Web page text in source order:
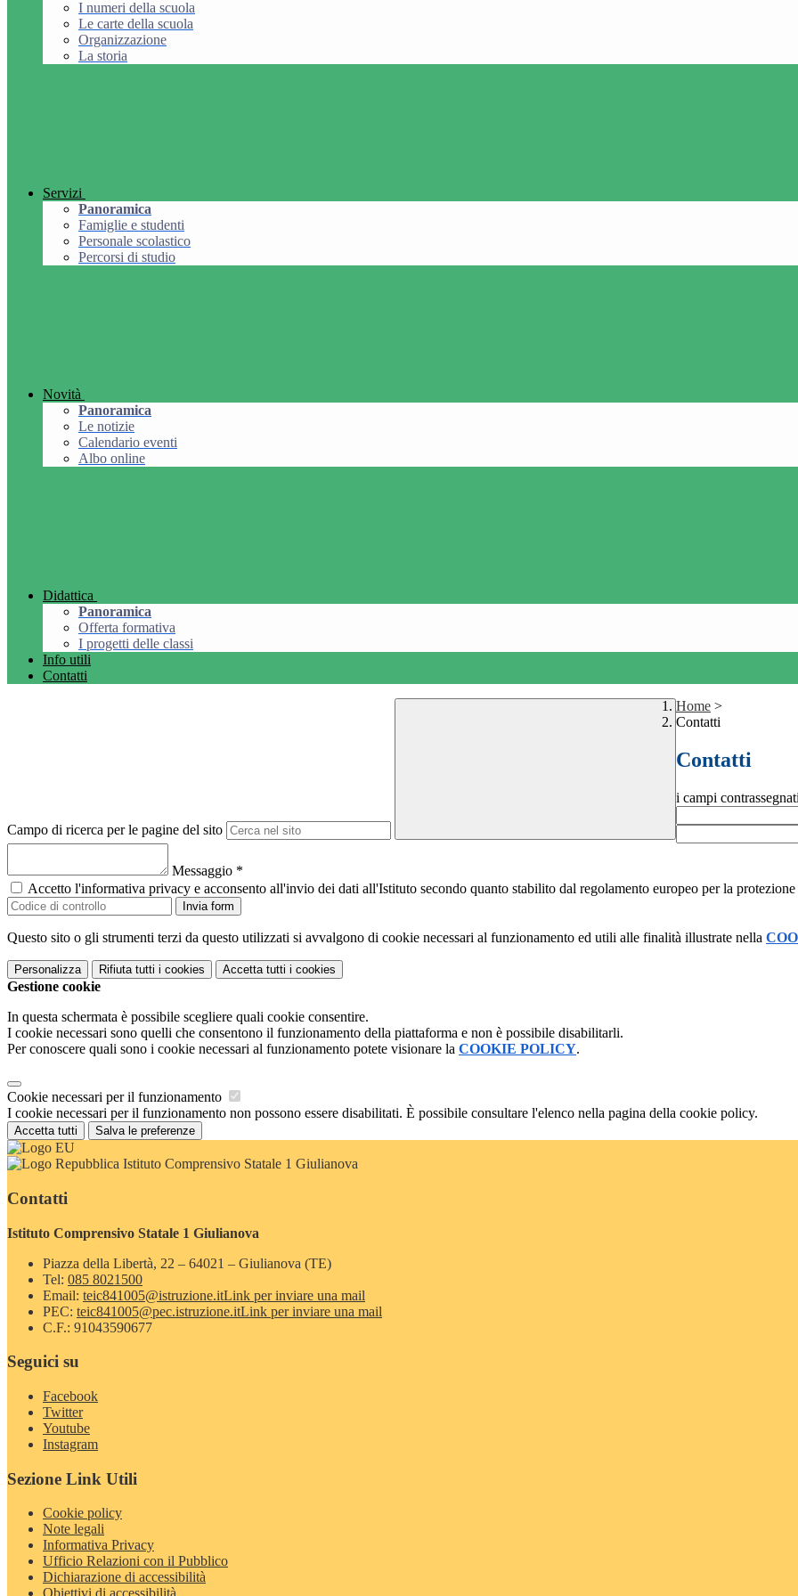
I numeri della scuola
Le carte della scuola
Organizzazione
La storia
Servizi
Panoramica
Famiglie e studenti
Personale scolastico
Percorsi di studio
Novità
Panoramica
Le notizie
Calendario eventi
Albo online
Didattica
Panoramica
Offerta formativa
I progetti delle classi
Info utili
Contatti
Campo di ricerca per le pagine del sito
Home >
Contatti
Contatti
i campi
Messaggio *
Accetto l'informativa privacy e acconsento all'invio dei dati all'Istituto secondo quanto stabilito dal regolamento europeo per la
Invia form
Questo sito o gli strumenti terzi da questo utilizzati si avvalgono di cookie necessari al funzionamento ed utili alle finalità illustrate nella
Personalizza Rifiuta tutti i cookies Accetta tutti i cookies
Gestione cookie
In questa schermata è possibile scegliere quali cookie consentire.
I cookie necessari sono quelli che consentono il funzionamento della piattaforma e non è possibile disabilitarli.
Per conoscere quali sono i cookie necessari al funzionamento potete visionare la COOKIE POLICY.
Cookie necessari per il funzionamento
I cookie necessari per il funzionamento non possono essere disabilitati. È possibile consultare l'elenco nella pagina della cookie policy.
Accetta tutti Salva le preferenze
Istituto Comprensivo Statale 1 Giulianova
Contatti
Istituto Comprensivo Statale 1 Giulianova
Piazza della Libertà, 22 – 64021 – Giulianova (TE)
Tel: 085 8021500
Email: teic841005@istruzione.itLink per inviare una mail
PEC: teic841005@pec.istruzione.itLink per inviare una mail
C.F.: 91043590677
Seguici su
Facebook
Twitter
Youtube
Instagram
Sezione Link Utili
Cookie policy
Note legali
Informativa Privacy
Ufficio Relazioni con il Pubblico
Dichiarazione di accessibilità